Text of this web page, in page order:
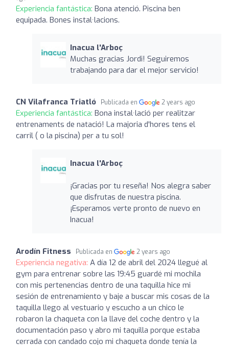
Experiencia fantástica: Bona atenció. Piscina ben
equipada. Bones instal·lacions.
Inacua l'Arboç
Muchas gracias Jordi! Seguiremos
trabajando para dar el mejor servicio!
CN Vilafranca Triatló Publicada en 2 years ago
Experiencia fantástica: Bona instal·lació per realitzar
entrenaments de natació! La majoria d'hores tens el
carril ( o la piscina) per a tu sol!
Inacua l'Arboç
¡Gracias por tu reseña! Nos alegra saber
que disfrutas de nuestra piscina.
¡Esperamos verte pronto de nuevo en
Inacua!
Arodín Fitness Publicada en 2 years ago
Experiencia negativa: A día 12 de abril del 2024 llegué al
gym para entrenar sobre las 19:45 guardé mi mochila
con mis pertenencias dentro de una taquilla hice mi
sesión de entrenamiento y baje a buscar mis cosas de la
taquilla llego al vestuario y escucho a un chico le
robaron la chaqueta con la llave del coche dentro y la
documentación paso y abro mi taquilla porque estaba
cerrada con candado cojo mi chaqueta donde tenía la